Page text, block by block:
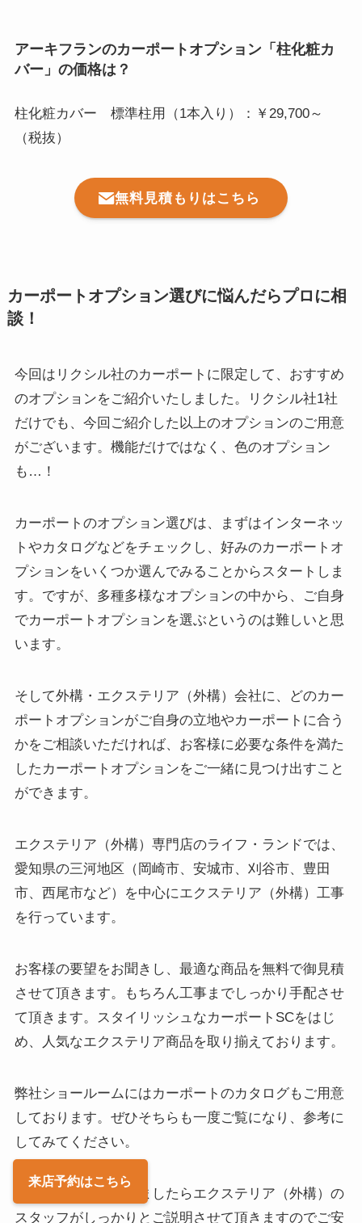
アーキフランのカーポートオプション「柱化粧カ
バー」の価格は？
柱化粧カバー 標準柱用（1本入り）：￥29,700～
（税抜）
無料見積もりはこちら
カーポートオプション選びに悩んだらプロに相
談！
今回はリクシル社のカーポートに限定して、おすすめ
のオプションをご紹介いたしました。リクシル社1社
だけでも、今回ご紹介した以上のオプションのご用意
がございます。機能だけではなく、色のオプション
も…！
カーポートのオプション選びは、まずはインターネッ
トやカタログなどをチェックし、好みのカーポートオ
プションをいくつか選んでみることからスタートしま
す。ですが、多種多様なオプションの中から、ご自身
でカーポートオプションを選ぶというのは難しいと思
います。
そして外構・エクステリア（外構）会社に、どのカー
ポートオプションがご自身の立地やカーポートに合う
かをご相談いただければ、お客様に必要な条件を満た
したカーポートオプションをご一緒に見つけ出すこと
ができます。
エクステリア（外構）専門店のライフ・ランドでは、
愛知県の三河地区（岡崎市、安城市、刈谷市、豊田
市、西尾市など）を中心にエクステリア（外構）工事
を行っています。
お客様の要望をお聞きし、最適な商品を無料で御見積
させて頂きます。もちろん工事までしっかり手配させ
て頂きます。スタイリッシュなカーポートSCをはじ
め、人気なエクステリア商品を取り揃えております。
弊社ショールームにはカーポートのカタログもご用意
しております。ぜひそちらも一度ご覧になり、参考に
してみてください。
ご不明な点などありましたらエクステリア（外構）の
スタッフがしっかりとご説明させて頂きますのでご安
来店予約はこちら